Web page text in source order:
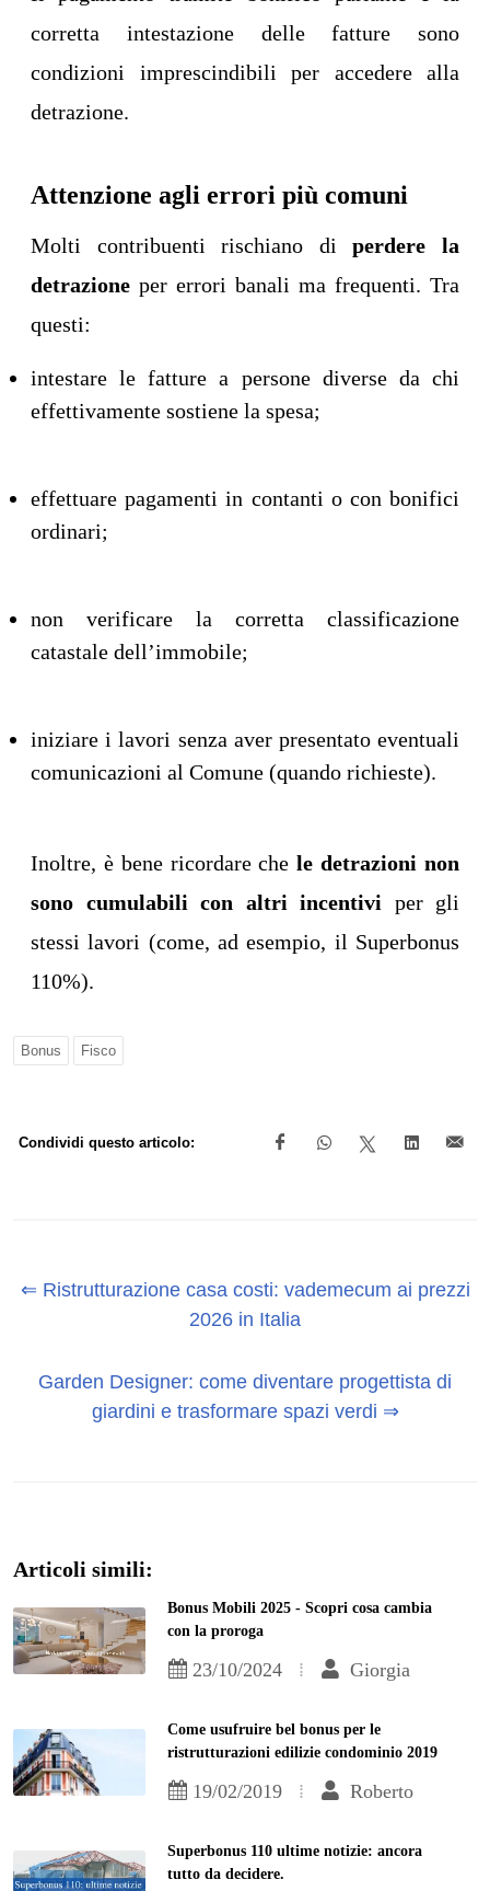
corretta intestazione delle fatture sono
condizioni imprescindibili per accedere alla
detrazione.
Attenzione agli errori più comuni
Molti contribuenti rischiano diperdere la
detrazione per errori banali ma frequenti. Tra
questi:
intestare le fatture a persone diverse da chi
effettivamente sostiene la spesa;
effettuare pagamenti in contanti o con bonifici
ordinari;
non verificare la corretta classificazione
catastale dell’immobile;
iniziare i lavori senza aver presentato eventuali
comunicazioni al Comune (quando richieste).
Inoltre, è bene ricordare chele detrazioni non
sono cumulabili con altri incentivi per gli
stessi lavori (come, ad esempio, il Superbonus
110%).
Bonus Fisco
Condividi questo articolo:
⇐ Ristrutturazione casa costi: vademecum ai prezzi
2026 in Italia
Garden Designer: come diventare progettista di
giardini e trasformare spazi verdi ⇒
Articoli simili:
Bonus Mobili 2025 - Scopri cosa cambia
con la proroga
23/10/2024 Giorgia
Come usufruire bel bonus per le
ristrutturazioni edilizie condominio 2019
19/02/2019 Roberto
Superbonus 110 ultime notizie: ancora
tutto da decidere.